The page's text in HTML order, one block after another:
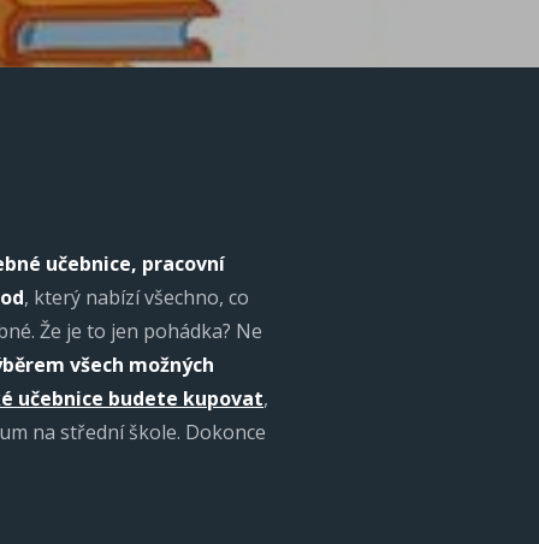
učebnice, pracovní
, který nabízí všechno, co
Že je to jen pohádka? Ne
všech možných
učebnice budete kupovat,
na střední škole. Dokonce